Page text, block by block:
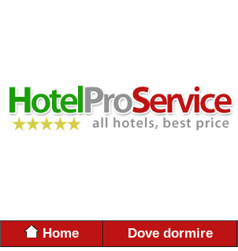
Home Dove dormire